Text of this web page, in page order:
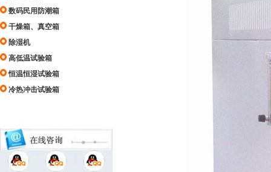
数码民用防潮箱
干燥箱、真空箱
除湿机
高低温试验箱
恒温恒湿试验箱
冷热冲击试验箱